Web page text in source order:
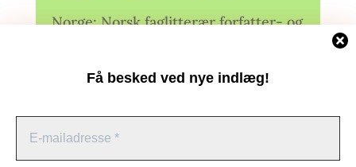
Få besked ved nye indlæg!
Norge: Norsk faglitterær forfatter- og
Norge: Norsk Oversetterforening
Polen: Stowarzyszenie Tłumaczy
Literatury